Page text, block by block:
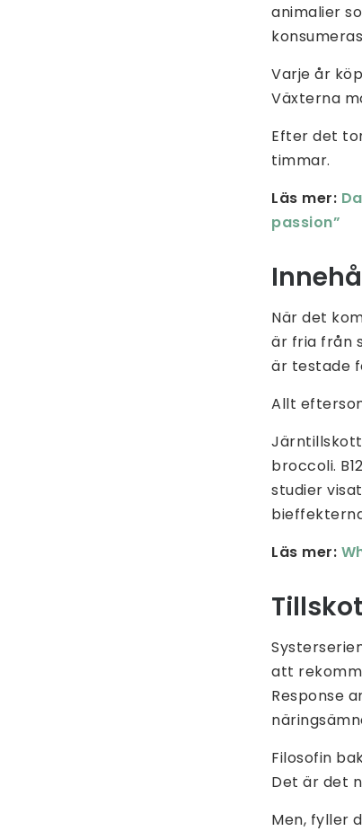
animalier
Varje år
Växterna
Efter det
timmar.
Läs mer:
passion”
När det
är fria från
är testade
Allt
broccoli.
studier
Läs mer:
att
Response
Filosofin
Det är det
Men, fyller